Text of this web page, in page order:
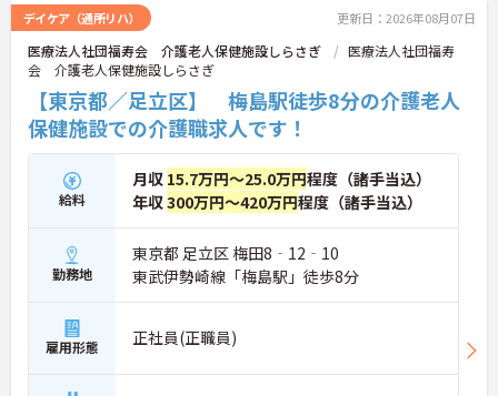
ントもお伝えしますので是非ご応募お待ちしており
ます。
デイケア（通所リハ） 更新日：2026年08月07日
医療法人社団福寿会 介護老人保健施設しらさぎ
医療法人社団福寿
会 介護老人保健施設しらさぎ
【東京都／足立区】 梅島駅徒歩8分の介護老人
保健施設での介護職求人です！
給料
月収 15.7万円～25.0万円程度（諸手当込）
年収300万円～420万円程度（諸手当込）
勤務地
東京都 足立区 梅田8‐12‐10
東武伊勢崎線「梅島駅」徒歩8分
雇用形態 正社員(正職員)